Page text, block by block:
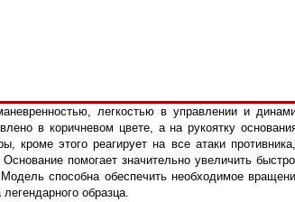
легкостью в управлении и
в коричневом цвете, а на рукоятку
кроме этого реагирует на все атаки
помогает значительно увеличить
способна обеспечить необходимое
образца.